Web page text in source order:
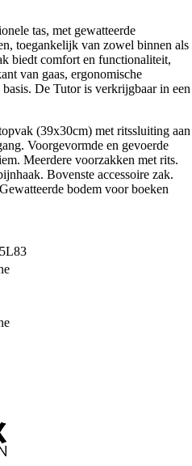
tas, met gewatteerde
toegankelijk van zowel binnen als
biedt comfort en functionaliteit,
van gaas, ergonomische
De Tutor is verkrijgbaar in een
(39x30cm) met ritssluiting aan
Voorgevormde en gevoerde
Meerdere voorzakken met rits.
Bovenste accessoire zak.
bodem voor boeken